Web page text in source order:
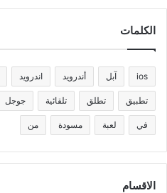
الكلمات
ios آبل أندرويد اندرويد
تطبيق تطلق تلقائية جوجل
في لعبة مسودة من
الاقسام